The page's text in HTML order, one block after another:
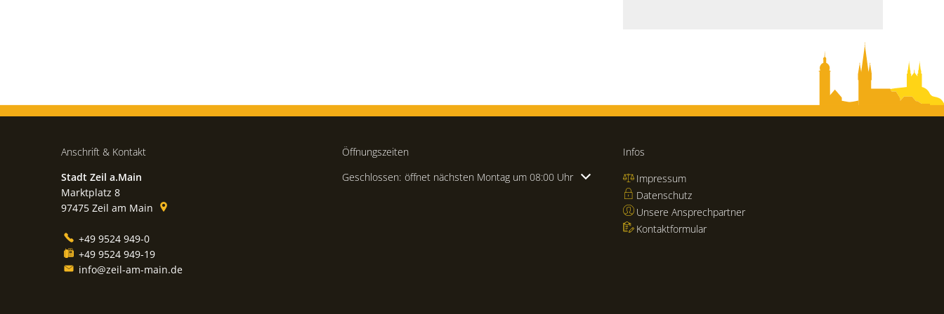
Anschrift & Kontakt
Stadt Zeil a.Main
Marktplatz 8
97475 Zeil am Main
+49 9524 949-0
+49 9524 949-19
info@zeil-am-main.de
Öffnungszeiten
Klicken, um weitere Öffnungs- oder Schließzeiten auszublenden
Geschlossen: öffnet nächsten Montag um 08:00 Uhr
Infos
Impressum
Datenschutz
Unsere Ansprechpartner
Kontaktformular